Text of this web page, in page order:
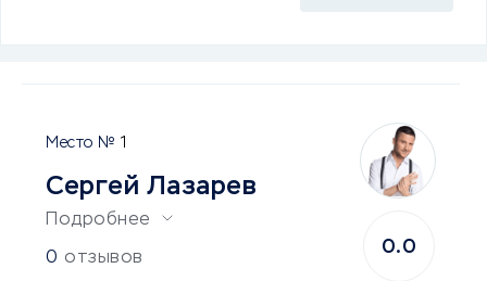
1
Сергей Лазарев
Подробнее
0 отзывов
0.0